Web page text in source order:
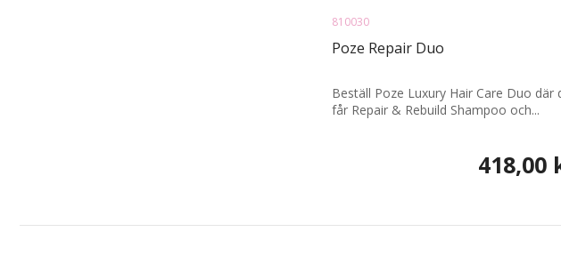
810030
Poze Repair Duo
Beställ Poze Luxury Hair Care Duo där
får Repair & Rebuild Shampoo och...
418,00